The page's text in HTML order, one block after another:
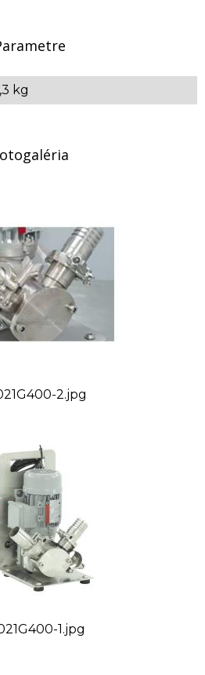
ako tovar skladom,
a dodať max. do 2 až 8
predfaktúry. O presnom
informovať.
kg
2.jpg
1.jpg